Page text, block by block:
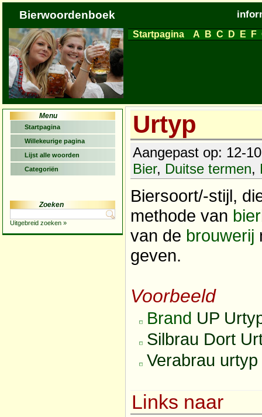
Bierwoordenboek
Startpagina A B C D E F
Menu
Startpagina
Willekeurige pagina
Lijst alle woorden
Categoriën
Zoeken
Uitgebreid zoeken »
Urtyp
Aangepast op: 12-
Bier, Duitse termen,
Biersoort/-stijl,
methode van
van de brouwerij
geven.
Voorbeeld
Brand UP
Silbrau Dort
Verabrau
Links naar